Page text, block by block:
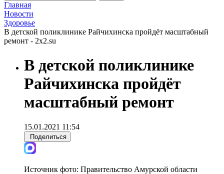
Главная
Новости
Здоровье
В детской поликлинике Райчихинска пройдёт масштабный
ремонт - 2x2.su
В детской поликлинике
Райчихинска пройдёт
масштабный ремонт
15.01.2021 11:54
Поделиться
Источник фото: Правительство Амурской области